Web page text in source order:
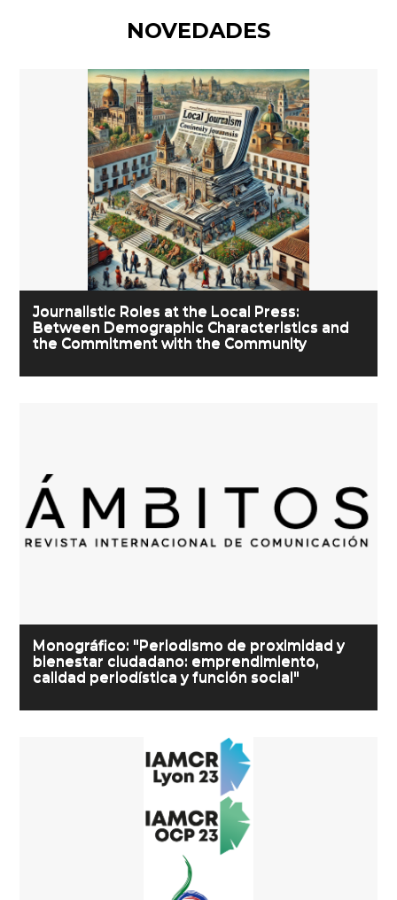
NOVEDADES
Journalistic Roles at the Local Press:
Between Demographic Characteristics and
the Commitment with the Community
Monográfico: "Periodismo de proximidad y
bienestar ciudadano: emprendimiento,
calidad periodística y función social"